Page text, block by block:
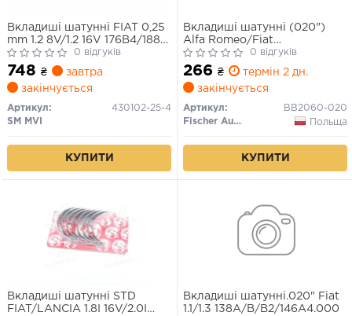
Вкладиші шатунні FIAT 0,25
mm 1.2 8V/1.2 16V 176B4/188A
(вир-во SM)0 відгуків
748 ₴
завтра
закінчується
Артикул:
430102-25-4
SM MVI
КУПИТИ
Вкладиші шатунні (020")
Alfa Romeo/Fiat
Bravo/Palio/Punto/500/
Musa 1.1/1.2/1.4 93-
0 відгуків
266 ₴
термін 2 дн.
закінчується
Артикул:
BB2060-020
Fischer Automotive One (FA1)
Польща
КУПИТИ
Вкладиші шатунні STD
FIAT/LANCIA 1.8I 16V/2.0I
Вкладиші шатунні.020" Fiat
1.1/1.3 138A/B/B2/146A4.000